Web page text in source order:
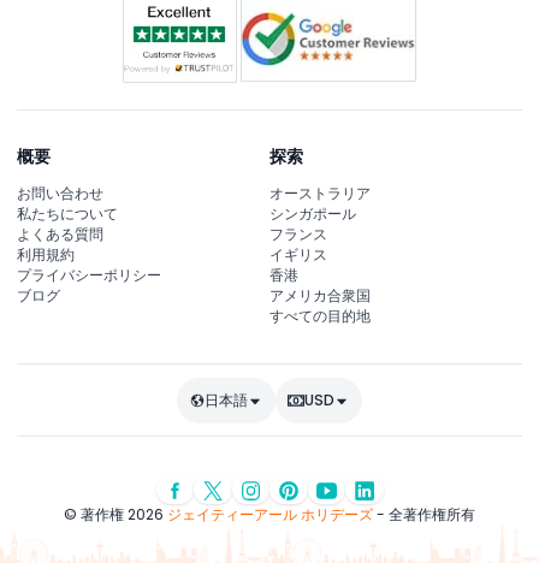
概要
お問い合わせ
私たちについて
よくある質問
利用規約
プライバシーポリシー
ブログ
探索
オーストラリア
シンガポール
フランス
イギリス
香港
アメリカ合衆国
すべての目的地
日本語 USD
© 著作権 2026 ジェイティーアール ホリデーズ- 全著作権所有